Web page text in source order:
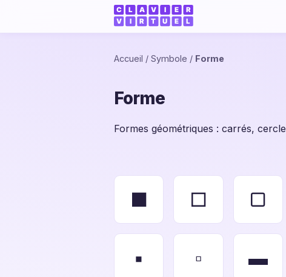
Accueil / Symbole / Forme
Forme
Formes géométriques : carrés,
■ □ ▢
▪ ▫ ▬